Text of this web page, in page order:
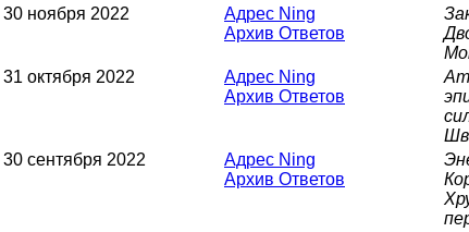
30 ноября 2022
Адрес Ning
Архив Ответов
31 октября 2022
Адрес Ning
Архив Ответов
30 сентября 2022
Адрес Ning
Архив Ответов